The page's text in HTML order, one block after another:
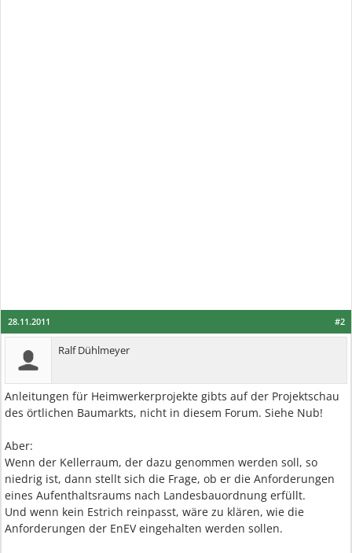
#2
28.11.2011
Ralf Dühlmeyer
Anleitungen für Heimwerkerprojekte gibts auf der Projektschau
des örtlichen Baumarkts, nicht in diesem Forum. Siehe Nub!
Aber:
Wenn der Kellerraum, der dazu genommen werden soll, so
niedrig ist, dann stellt sich die Frage, ob er die Anforderungen
eines Aufenthaltsraums nach Landesbauordnung erfüllt.
Und wenn kein Estrich reinpasst, wäre zu klären, wie die
Anforderungen der EnEV eingehalten werden sollen.